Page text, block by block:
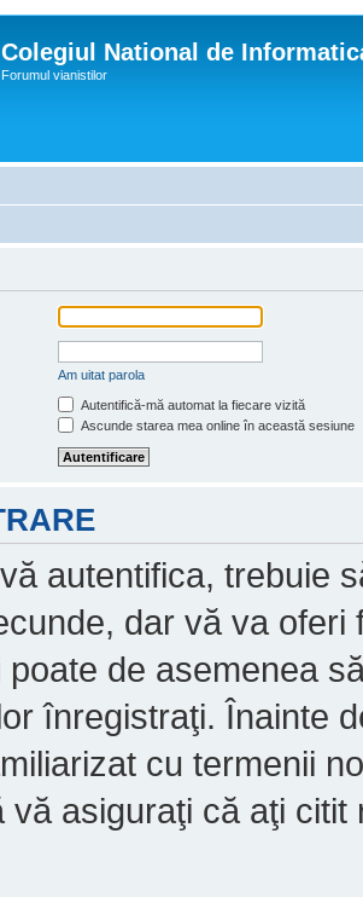
Colegiul National de
Forumul vianistilor
Am uitat parola
Autentifică-mă automat la fiecare vizită
Ascunde starea mea online în această sesiune
autentifica, trebuie
dar vă va oferi
poate de asemenea
înregistraţi. Înainte
cu termenii
vă asiguraţi că aţi